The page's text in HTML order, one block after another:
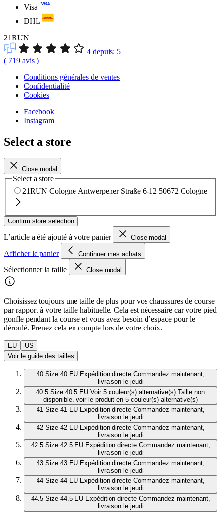
Visa
DHL
21RUN
4 depuis: 5
( 719 avis )
Conditions générales de ventes
Confidentialité
Cookies
Facebook
Instagram
Select a store
Close modal
Select a store
21RUN Cologne Antwerpener Straße 6-12 50672 Cologne
Confirm store selection
L’article a été ajouté à votre panier Close modal
Afficher le panier Continuer mes achats
Sélectionner la taille Close modal
Choisissez toujours une taille de plus pour vos chaussures de course
par rapport à votre taille habituelle. Cela est nécessaire car votre pied
gonfle pendant la course et vous avez besoin d’espace pour le
déroulé. Prenez cela en compte lors de votre choix.
EU
US
Voir le guide des tailles
40 Size 40 EU Expédition directe Commandez maintenant,
livraison le jeudi
40.5 Size 40.5 EU Voir 5 couleur(s) alternative(s) Taille non
disponible, voir le produit en 5 couleur(s) alternative(s)
41 Size 41 EU Expédition directe Commandez maintenant,
livraison le jeudi
42 Size 42 EU Expédition directe Commandez maintenant,
livraison le jeudi
42.5 Size 42.5 EU Expédition directe Commandez maintenant,
livraison le jeudi
43 Size 43 EU Expédition directe Commandez maintenant,
livraison le jeudi
44 Size 44 EU Expédition directe Commandez maintenant,
livraison le jeudi
44.5 Size 44.5 EU Expédition directe Commandez maintenant,
livraison le jeudi